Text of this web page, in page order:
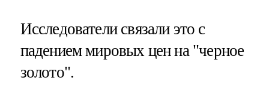
Исследователи связали это с
падением мировых цен на "черное
золото".